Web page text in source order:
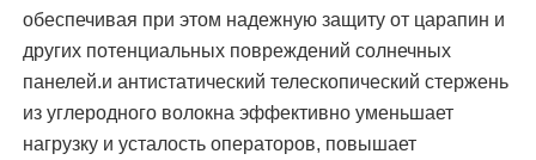
Все случаи
Отправить запрос
обеспечивая при этом надежную защиту от царапин и
других потенциальных повреждений солнечных
панелей.и антистатический телескопический стержень
из углеродного волокна эффективно уменьшает
нагрузку и усталость операторов, повышает